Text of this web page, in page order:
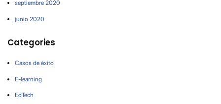
septiembre 2020
junio 2020
Categories
Casos de éxito
E-learning
EdTech